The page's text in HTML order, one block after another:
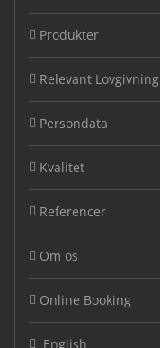
Produkter
Relevant Lovgivning
Persondata
Kvalitet
Referencer
Om os
Online Booking
English